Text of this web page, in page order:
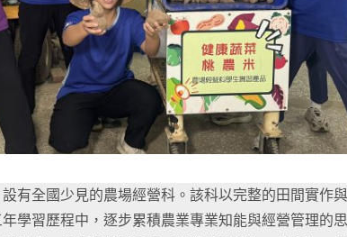
有全國少見的農場經營科。該科以完整的田間實作
學習歷程中，逐步累積農業專業知能與經營管理的